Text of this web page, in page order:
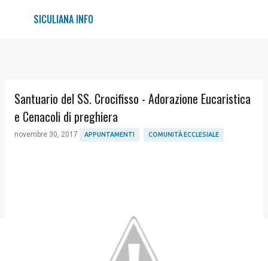
Passa ai contenuti principali
SICULIANA INFO
Santuario del SS. Crocifisso - Adorazione Eucaristica
e Cenacoli di preghiera
novembre 30, 2017 APPUNTAMENTI COMUNITÀ ECCLESIALE